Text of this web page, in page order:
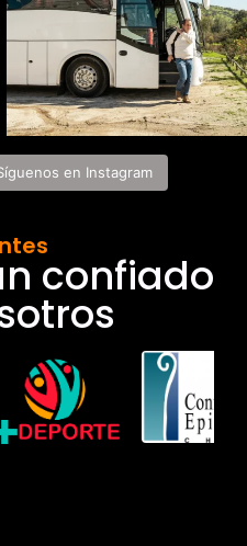
en Instagram
confiado